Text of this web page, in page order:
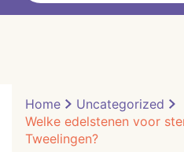
Home
Uncategorized
Welke edelstenen voor
Tweelingen?